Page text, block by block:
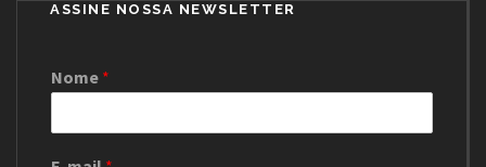
ASSINE NOSSA NEWSLETTER
Nome *